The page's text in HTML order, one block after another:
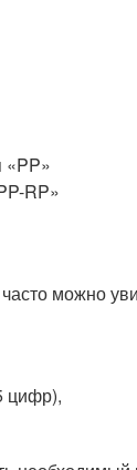
«PP»
RP»
можно
цифр),